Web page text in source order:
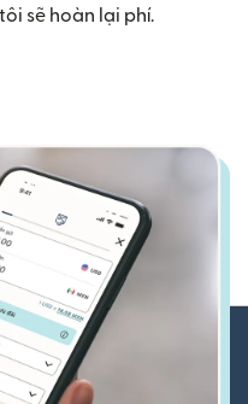
sẽ hoàn lại phí.